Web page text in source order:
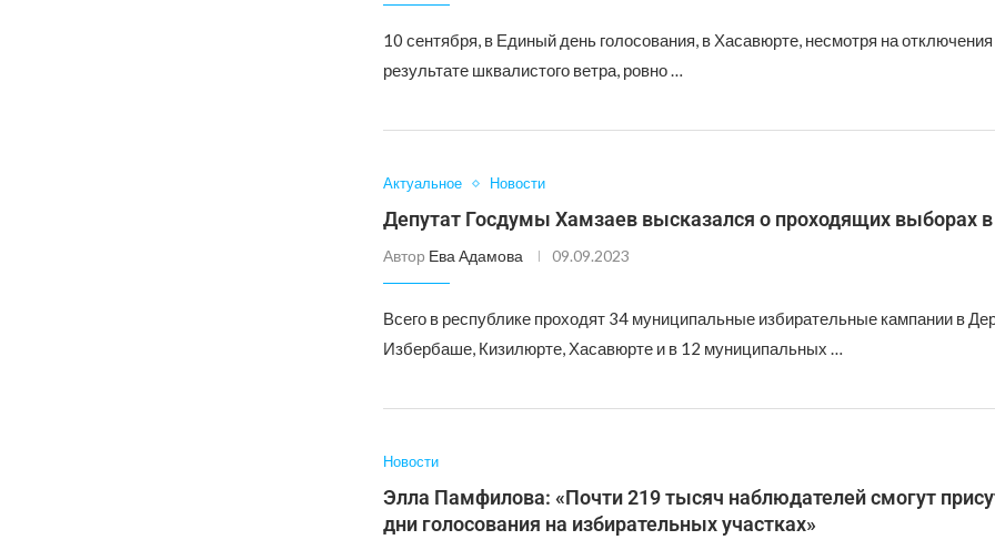
10 сентября, в Единый день голосования, в Хасавюрте, несмотря на отключения
результате шквалистого ветра, ровно …
Актуальное Новости
Депутат Госдумы Хамзаев высказался о проходящих выборах в
Автор Ева Адамова 09.09.2023
Всего в республике проходят 34 муниципальные избирательные кампании в
Избербаше, Кизилюрте, Хасавюрте и в 12 муниципальных …
Новости
Элла Памфилова: «Почти 219 тысяч наблюдателей смогут
дни голосования на избирательных участках»